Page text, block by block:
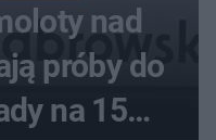
nad
próby do
na 15